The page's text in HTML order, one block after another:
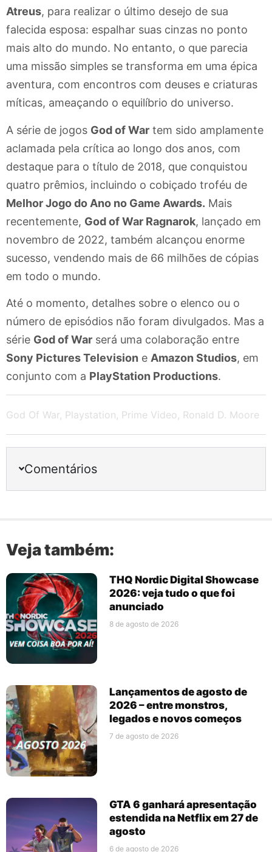
Atreus, para realizar o último desejo de sua
falecida esposa: espalhar suas cinzas no ponto
mais alto do mundo. No entanto, o que parecia
uma missão simples se transforma em uma épica
aventura, com encontros com deuses e criaturas
míticas, ameaçando o equilíbrio do universo.
A série de jogos God of War tem sido amplamente
aclamada pela crítica ao longo dos anos, com
destaque para o título de 2018, que conquistou
quatro prêmios, incluindo o cobiçado troféu de
Melhor Jogo do Ano no Game Awards. Mais
recentemente, God of War Ragnarok, lançado em
novembro de 2022, também alcançou enorme
sucesso, vendendo mais de 66 milhões de cópias
em todo o mundo.
Até o momento, detalhes sobre o elenco ou o
número de episódios não foram divulgados. Mas a
série God of War será uma colaboração entre
Sony Pictures Television e Amazon Studios, em
conjunto com a PlayStation Productions.
God Of War Playstation Prime Video Ronald D. Moore
Comentários
Veja também:
THQ Nordic Digital Showcase
2026: veja tudo o que foi
anunciado
8 de agosto de 2026
Lançamentos de agosto de
2026 – entre monstros,
legados e novos começos
7 de agosto de 2026
GTA 6 ganhará apresentação
estendida na Netflix em 27 de
agosto
6 de agosto de 2026